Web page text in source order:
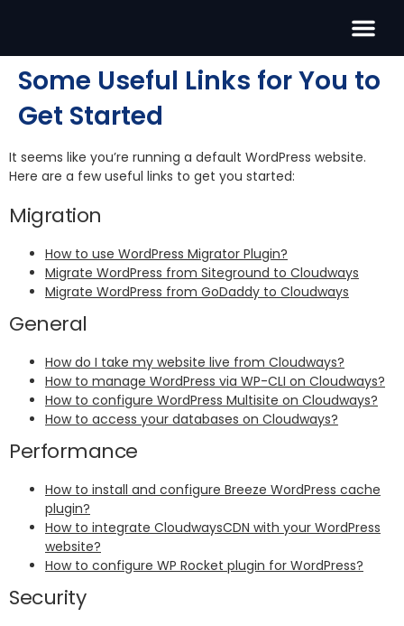
Some Useful Links for You to
Get Started
It seems like you’re running a default WordPress website.
Here are a few useful links to get you started:
Migration
How to use WordPress Migrator Plugin?
Migrate WordPress from Siteground to Cloudways
Migrate WordPress from GoDaddy to Cloudways
General
How do I take my website live from Cloudways?
How to manage WordPress via WP-CLI on Cloudways?
How to configure WordPress Multisite on Cloudways?
How to access your databases on Cloudways?
Performance
How to install and configure Breeze WordPress cache
plugin?
How to integrate CloudwaysCDN with your WordPress
website?
How to configure WP Rocket plugin for WordPress?
Security